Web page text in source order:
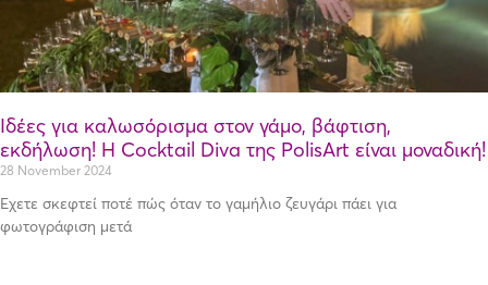
Ιδέες για καλωσόρισμα στον γάμο, βάφτιση,
εκδήλωση! Η Cocktail Diva της PolisArt είναι μοναδική!
28 November 2024
Έχετε σκεφτεί ποτέ πώς όταν το γαμήλιο ζευγάρι πάει για
φωτογράφιση μετά